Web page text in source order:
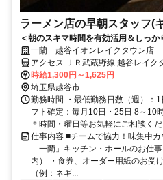
ラーメン店の早朝スタッフ(
＜朝のスキマ時間を有効活用＆しっ
ークにもオススメ♪髪色自由！
一蘭 越谷イオンレイクタウン店
アクセス ＪＲ武蔵野線 越谷レイク
武蔵野線 吉川北口徒歩約27分
時給1,300円～1,625円
埼玉県越谷市
勤務時間 ・最低勤務日数（週）：
フト確定：毎月10日・25日 8～10
＊時間・曜日等お気軽にご相談く
仕事内容 ■チームで協力！味集中
「一蘭」キッチン・ホールのお仕
内） ・食券、オーダー用紙のお受
（例：ネギ...